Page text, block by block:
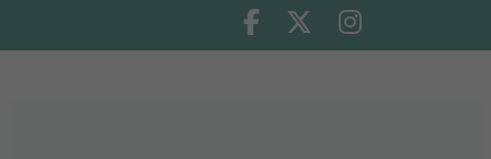
Facebook Twitter Instagram